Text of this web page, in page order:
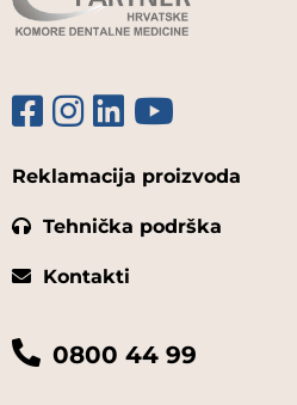
Reklamacija proizvoda
Tehnička podrška
Kontakti
0800 44 99